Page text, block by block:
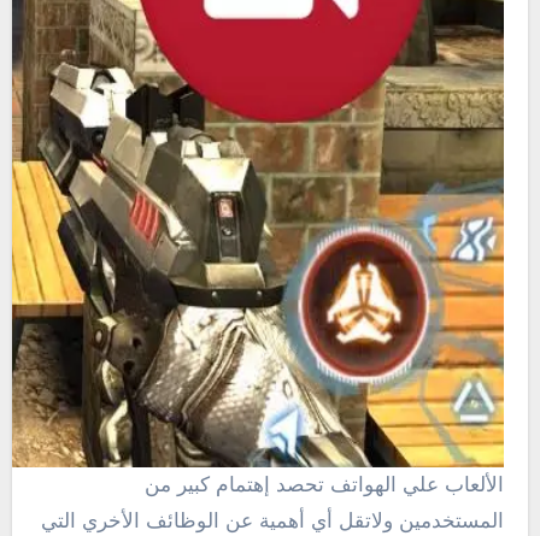
المستخدمين ولاتقل أي أهمية عن الوظائف الأخري التي